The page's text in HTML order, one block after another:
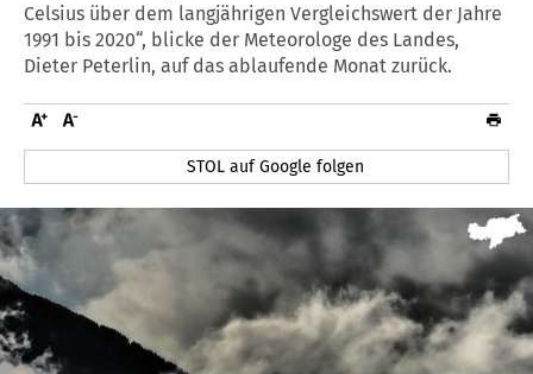
Celsius über dem langjährigen Vergleichswert der Jahre
1991 bis 2020“, blicke der Meteorologe des Landes,
Dieter Peterlin, auf das ablaufende Monat zurück.
STOL auf Google folgen